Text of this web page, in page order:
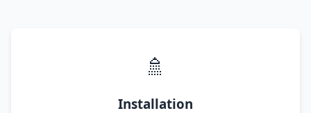
🚿
Installation